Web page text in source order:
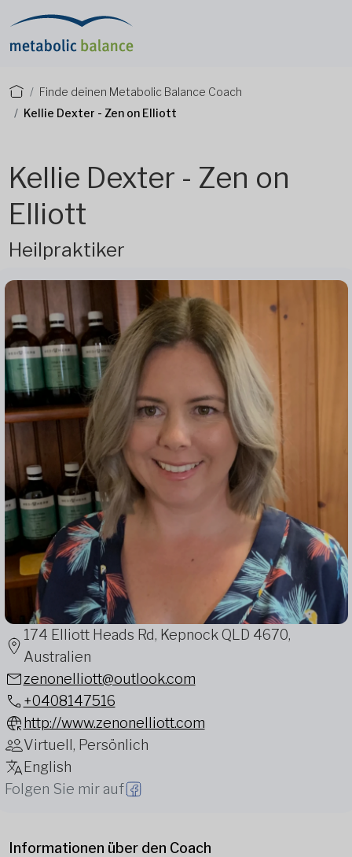
Finde deinen Metabolic Balance Coach
Kellie Dexter - Zen on Elliott
Kellie Dexter - Zen on
Elliott
Heilpraktiker
174 Elliott Heads Rd, Kepnock QLD 4670,
Australien
zenonelliott@outlook.com
+0408147516
http://www.zenonelliott.com
Virtuell, Persönlich
English
Folgen Sie mir auf
Informationen über den Coach